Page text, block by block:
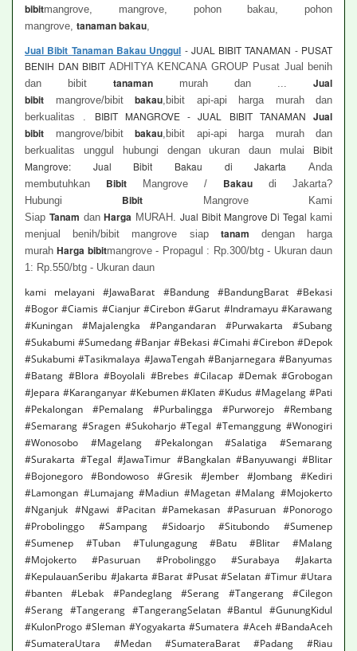
bibitmangrove, mangrove, pohon bakau, pohon
mangrove, tanaman bakau
Jual Bibit Tanaman Bakau Unggul - JUAL BIBIT TANAMAN - PUSAT
BENIH DAN BIBIT ADHITYA KENCANA GROUP Pusat Jual benih
dan bibit tanaman murah dan ... Jual
bibit mangrove/bibit bakau ,bibit api-api harga murah dan
berkualitas . BIBIT MANGROVE - JUAL BIBIT TANAMAN Jual
bibit mangrove/bibit bakau ,bibit api-api harga murah dan
berkualitas unggul hubungi dengan ukuran daun mulai Bibit
Mangrove: Jual Bibit Bakau di Jakarta Anda
membutuhkan Bibit Mangrove / Bakau di Jakarta?
Hubungi Bibit Mangrove Kami
Siap Tanam danHarga MURAH.Jual Bibit Mangrove Di Tegal kami
menjual benih/bibit mangrove siap tanam dengan harga
murahHarga bibitmangrove - Propagul : Rp.300/btg - Ukuran daun
1: Rp.550/btg - Ukuran daun
kami melayani #JawaBarat #Bandung #BandungBarat #Bekasi
#Bogor #Ciamis #Cianjur #Cirebon #Garut #Indramayu #Karawang
#Kuningan #Majalengka #Pangandaran #Purwakarta #Subang
#Sukabumi #Sumedang #Banjar #Bekasi #Cimahi #Cirebon #Depok
#Sukabumi #Tasikmalaya #JawaTengah #Banjarnegara #Banyumas
#Batang #Blora #Boyolali #Brebes #Cilacap #Demak #Grobogan
#Jepara #Karanganyar #Kebumen #Klaten #Kudus #Magelang #Pati
#Pekalongan #Pemalang #Purbalingga #Purworejo #Rembang
#Semarang #Sragen #Sukoharjo #Tegal #Temanggung #Wonogiri
#Wonosobo #Magelang #Pekalongan #Salatiga #Semarang
#Surakarta #Tegal #JawaTimur #Bangkalan #Banyuwangi #Blitar
#Bojonegoro #Bondowoso #Gresik #Jember #Jombang #Kediri
#Lamongan #Lumajang #Madiun #Magetan #Malang #Mojokerto
#Nganjuk #Ngawi #Pacitan #Pamekasan #Pasuruan #Ponorogo
#Probolinggo #Sampang #Sidoarjo #Situbondo #Sumenep
#Sumenep #Tuban #Tulungagung #Batu #Blitar #Malang
#Mojokerto #Pasuruan #Probolinggo #Surabaya #Jakarta
#KepulauanSeribu #Jakarta #Barat #Pusat #Selatan #Timur #Utara
#banten #Lebak #Pandeglang #Serang #Tangerang #Cilegon
#Serang #Tangerang #TangerangSelatan #Bantul #GunungKidul
#KulonProgo #Sleman #Yogyakarta #Sumatera #Aceh #BandaAceh
#SumateraUtara #Medan #SumateraBarat #Padang #Riau